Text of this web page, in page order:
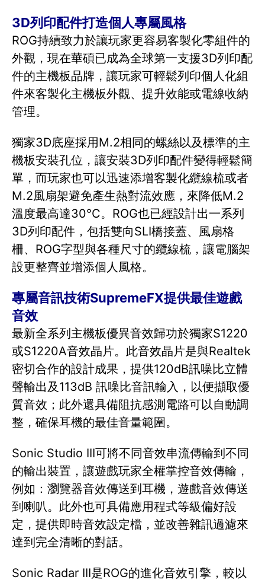
3D列印配件打造個人專屬風格
ROG持續致力於讓玩家更容易客製化零組件的
外觀，現在華碩已成為全球第一支援3D列印配
件的主機板品牌，讓玩家可輕鬆列印個人化組
件來客製化主機板外觀、提升效能或電線收納
管理。
獨家3D底座採用M.2相同的螺絲以及標準的主
機板安裝孔位，讓安裝3D列印配件變得輕鬆簡
單，而玩家也可以迅速添增客製化纜線梳或者
M.2風扇架避免產生熱對流效應，來降低M.2
溫度最高達30°C。ROG也已經設計出一系列
3D列印配件，包括雙向SLI橋接蓋、風扇格
柵、ROG字型與各種尺寸的纜線梳，讓電腦架
設更整齊並增添個人風格。
專屬音訊技術SupremeFX提供最佳遊戲
音效
最新全系列主機板優異音效歸功於獨家S1220
或S1220A音效晶片。此音效晶片是與Realtek
密切合作的設計成果，提供120dB訊噪比立體
聲輸出及113dB 訊噪比音訊輸入，以便擷取優
質音效；此外還具備阻抗感測電路可以自動調
整，確保耳機的最佳音量範圍。
Sonic Studio III可將不同音效串流傳輸到不同
的輸出裝置，讓遊戲玩家全權掌控音效傳輸，
例如：瀏覽器音效傳送到耳機，遊戲音效傳送
到喇叭。此外也可具備應用程式等級偏好設
定，提供即時音效設定檔，並改善雜訊過濾來
達到完全清晰的對話。
Sonic Radar III是ROG的進化音效引擎，較以